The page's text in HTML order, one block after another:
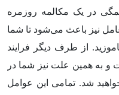
در یک مکالمه روزمره
نیز باعث می‌شود تا شما
از طرف دیگر فرایند
و به همین علت نیز شما در
شد. تمامی این عوامل